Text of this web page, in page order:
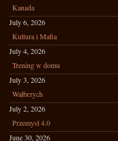
Kanada
July 6, 2026
Kultura i Mafia
July 4, 2026
Trening w domu
July 3, 2026
Wałbrzych
July 2, 2026
Przemysł 4.0
June 30, 2026